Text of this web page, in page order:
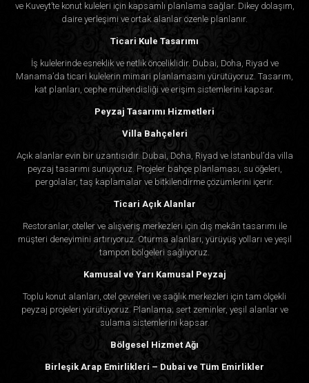
ve Kuveyt’te konut kuleleri için kapsamlı planlama sağlar. Dikey dolaşım,
daire yerleşimi ve ortak alanlar özenle planlanır.
Ticari Kule Tasarımı
İş kulelerinde esneklik ve netlik önceliklidir. Dubai, Doha, Riyad ve
Manama’da ticari kulelerin mimari planlamasını yürütüyoruz. Tasarım,
kat planları, cephe mühendisliği ve erişim sistemlerini kapsar.
Peyzaj Tasarımı Hizmetleri
Villa Bahçeleri
Açık alanlar evin bir uzantısıdır. Dubai, Doha, Riyad ve İstanbul’da villa
peyzaj tasarımı sunuyoruz. Projeler bahçe planlaması, su öğeleri,
pergolalar, taş kaplamalar ve bitkilendirme çözümlerini içerir.
Ticari Açık Alanlar
Restoranlar, oteller ve alışveriş merkezleri için dış mekân tasarımı ile
müşteri deneyimini artırıyoruz. Oturma alanları, yürüyüş yolları ve yeşil
tampon bölgeleri sağlıyoruz.
Kamusal ve Yarı Kamusal Peyzaj
Toplu konut alanları, otel çevreleri ve sağlık merkezleri için tam ölçekli
peyzaj projeleri yürütüyoruz. Planlama; sert zeminler, yeşil alanlar ve
sulama sistemlerini kapsar.
Bölgesel Hizmet Ağı
Birleşik Arap Emirlikleri – Dubai ve Tüm Emirlikler